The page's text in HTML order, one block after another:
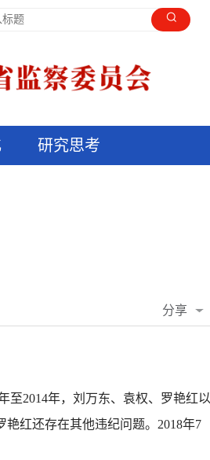
研究思考
分享
QQ
微信
2014年，刘万东、袁权、罗艳红以
红还存在其他违纪问题。2018年7